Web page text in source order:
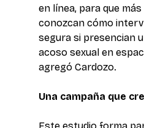
en línea, para que
conozcan cómo
segura si presencian
acoso sexual en
agregó Cardozo.
Una campaña que
Este estudio forma